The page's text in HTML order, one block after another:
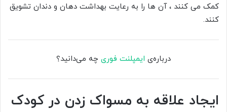
کمک می کنند ، آن ها را به رعایت بهداشت دهان و دندان تشویق
کنند.
درباره‌ی ایمپلنت فوری چه می‌دانید؟
ایجاد علاقه به مسواک زدن در کودک